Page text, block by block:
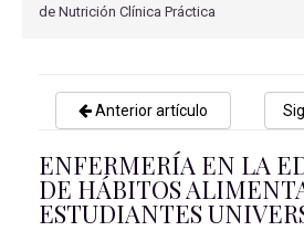
de Nutrición Clínica Práctica
Anterior artículo
ENFERMERÍA EN LA
DE HÁBITOS
ESTUDIANTES